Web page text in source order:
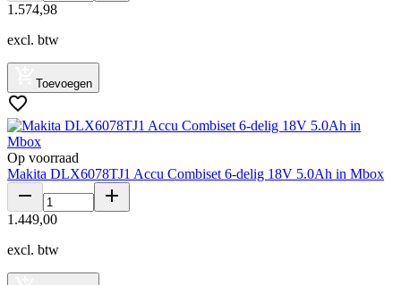
1 .574,98
excl. btw
Toevoegen
Op voorraad
Makita DLX6078TJ1 Accu Combiset 6-delig 18V 5.0Ah in Mbox
1 .449,00
excl. btw